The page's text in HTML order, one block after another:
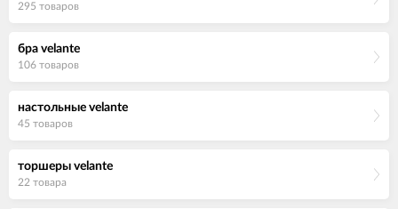
295 товаров
бра velante
106 товаров
настольные velante
45 товаров
торшеры velante
22 товара